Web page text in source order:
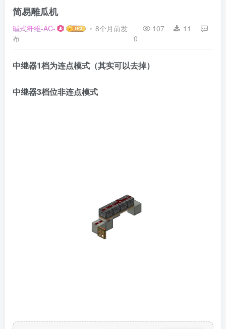
简易雕瓜机
碱式纤维-AC-
8个月前发
布
107
11
0
中继器1档为连点模式（其实可以去掉）
中继器3档位非连点模式